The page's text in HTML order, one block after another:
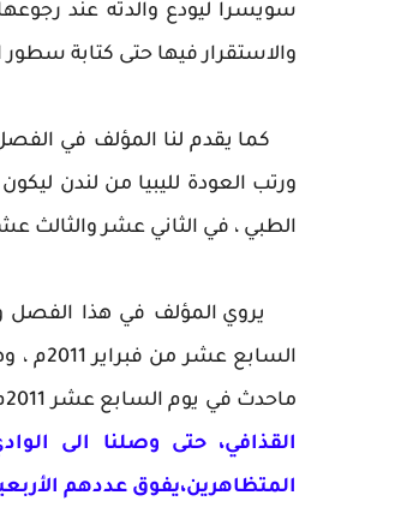
والاستقرار فيها حتى كتابة سطور
كما يقدم لنا المؤلف في الفصل
ورتب العودة لليبيا من لندن
الطبي ، في الثاني عشر والثالث عشر
يروي المؤلف في هذا الفصل
ماحدث في يوم السابع عشر 2011م، بمدينته غريان :
القذافي، حتى وصلنا الى
المتظاهرين،يفوق عددهم